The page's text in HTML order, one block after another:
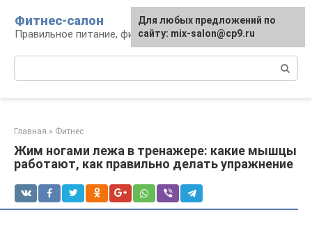
контенту
Фитнес-салон
Правильное питание, фитнес, образ жизни
Главная » Фитнес
Жим ногами лежа в тренажере: какие мышцы
работают, как правильно делать упражнение
Для любых предложений по
сайту: mix-salon@cp9.ru